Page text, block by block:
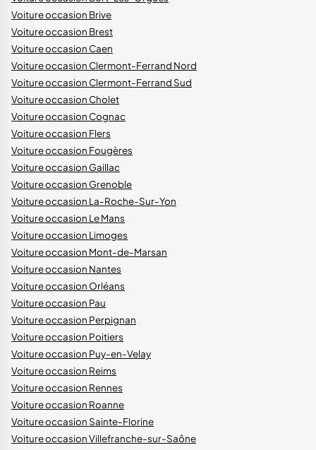
Voiture occasion Brive
Voiture occasion Brest
Voiture occasion Caen
Voiture occasion Clermont-Ferrand Nord
Voiture occasion Clermont-Ferrand Sud
Voiture occasion Cholet
Voiture occasion Cognac
Voiture occasion Flers
Voiture occasion Fougères
Voiture occasion Gaillac
Voiture occasion Grenoble
Voiture occasion La-Roche-Sur-Yon
Voiture occasion Le Mans
Voiture occasion Limoges
Voiture occasion Mont-de-Marsan
Voiture occasion Nantes
Voiture occasion Orléans
Voiture occasion Pau
Voiture occasion Perpignan
Voiture occasion Poitiers
Voiture occasion Puy-en-Velay
Voiture occasion Reims
Voiture occasion Rennes
Voiture occasion Roanne
Voiture occasion Sainte-Florine
Voiture occasion Villefranche-sur-Saône